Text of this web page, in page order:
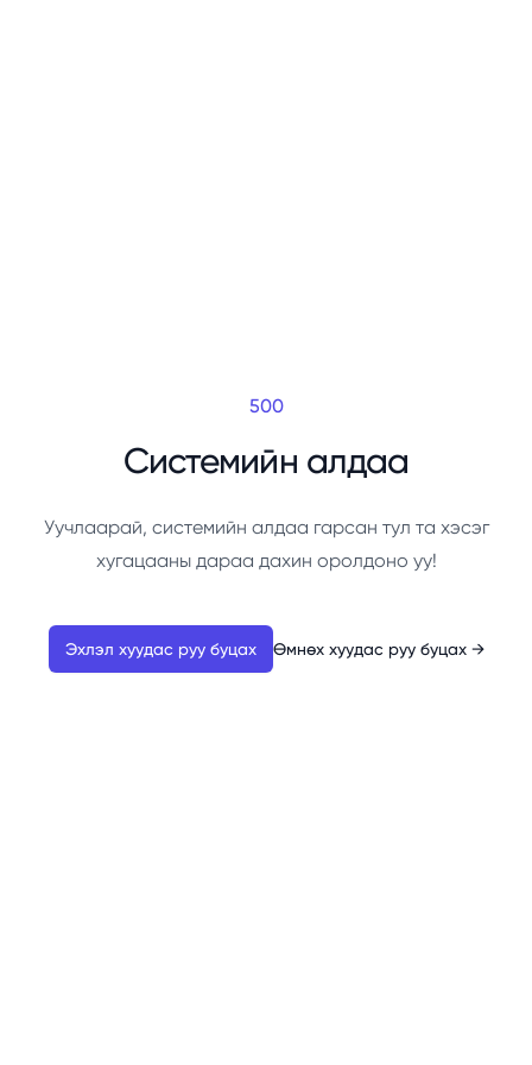
500
Системийн алдаа
Уучлаарай, системийн алдаа гарсан тул та хэсэг
хугацааны дараа дахин оролдоно уу!
Эхлэл хуудас руу буцах Өмнөх хуудас руу буцах →